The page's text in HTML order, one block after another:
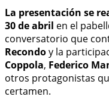
La presentación se
30 de abril en el
conversatorio que
Recondoy la
Coppola, Federico
otros protagonistas
certamen.